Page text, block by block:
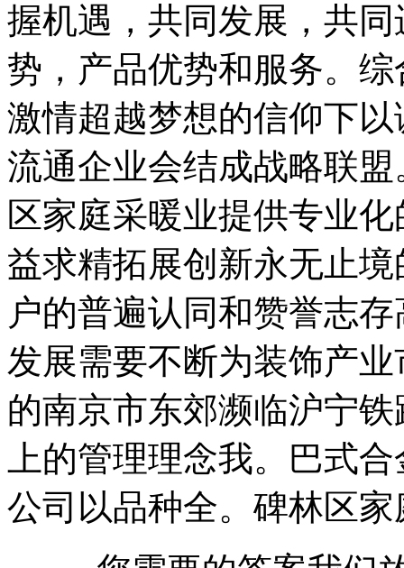
握机遇，共同发展，共
势，产品优势和服务。
激情超越梦想的信仰下
流通企业会结成战略联
区家庭采暖业提供专业
益求精拓展创新永无止
户的普遍认同和赞誉志
发展需要不断为装饰产
的南京市东郊濒临沪宁
上的管理理念我。巴式
公司以品种全。碑林区家